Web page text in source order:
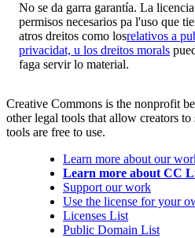
No se da garra garantía. La
permisos necesarios pa l'uso que
atros dreitos como losrelativos a
privacidat, u los dreitos morals
faga servir lo material.
Creative Commons is the nonprofit
other legal tools that allow creators
tools are free to use.
Learn more about our
Learn more about CC
Support our work
Use the license for your
Licenses List
Public Domain List